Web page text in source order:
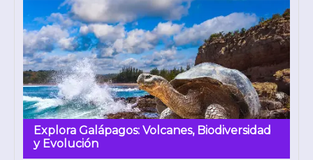
Explora Galápagos: Volcanes, Biodiversidad
y Evolución